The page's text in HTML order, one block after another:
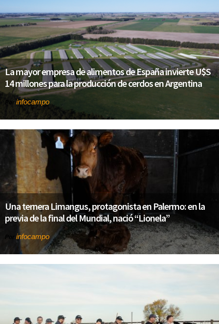
La mayor empresa de alimentos de España invierte U$S
14 millones para la producción de cerdos en Argentina
Por infocampo
Una ternera Limangus, protagonista en Palermo: en la
previa de la final del Mundial, nació “Lionela”
infocampo